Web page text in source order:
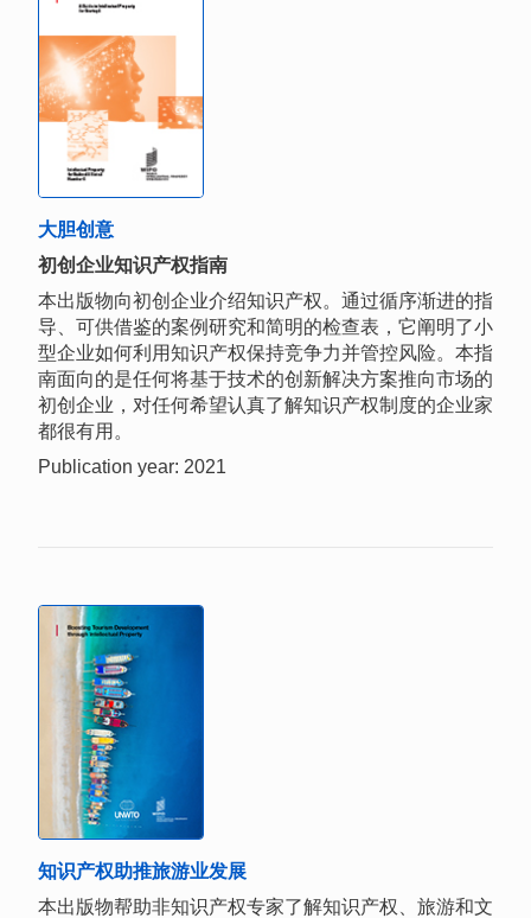
大胆创意
初创企业知识产权指南
本出版物向初创企业介绍知识产权。通过循序渐进的指
导、可供借鉴的案例研究和简明的检查表，它阐明了小
型企业如何利用知识产权保持竞争力并管控风险。本指
南面向的是任何将基于技术的创新解决方案推向市场的
初创企业，对任何希望认真了解知识产权制度的企业家
都很有用。
Publication year: 2021
知识产权助推旅游业发展
本出版物帮助非知识产权专家了解知识产权、旅游和文